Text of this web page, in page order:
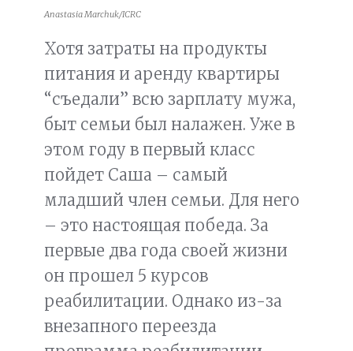
Anastasia Marchuk/ICRC
Хотя затраты на продукты
питания и аренду квартиры
“съедали” всю зарплату мужа,
быт семьи был налажен. Уже в
этом году в первый класс
пойдет Саша – самый
младший член семьи. Для него
– это настоящая победа. За
первые два года своей жизни
он прошел 5 курсов
реабилитации. Однако из-за
внезапного переезда